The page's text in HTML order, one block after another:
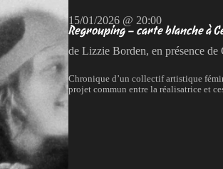
15/01/2026 @ 20:00
Regrouping – carte blanche à
de Lizzie Borden, en présence de
Chronique d’un collectif artistique
projet commun entre la réalisatrice et